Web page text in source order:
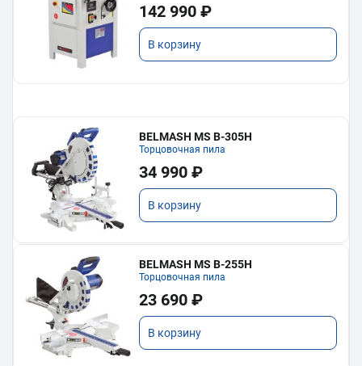
142 990 ₽
В корзину
BELMASH MS B-305H
Торцовочная пила
34 990 ₽
В корзину
BELMASH MS B-255H
Торцовочная пила
23 690 ₽
В корзину